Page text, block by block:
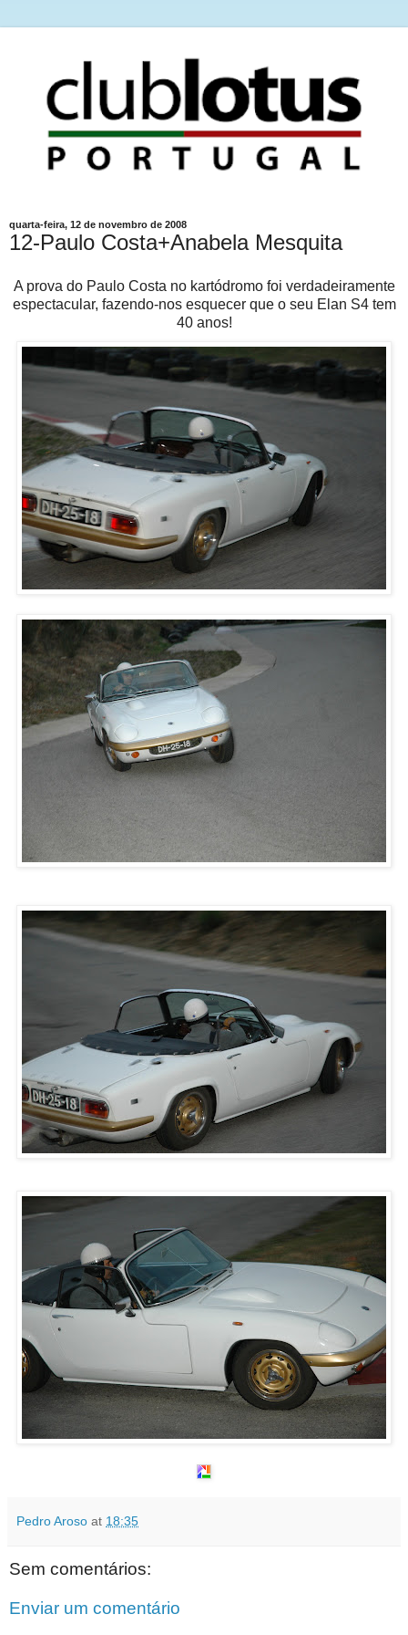
quarta-feira, 12 de novembro de 2008
12-Paulo Costa+Anabela Mesquita
A prova do Paulo Costa no kartódromo foi verdadeiramente
espectacular, fazendo-nos esquecer que o seu Elan S4 tem
40 anos!
Pedro Aroso at 18:35
Sem comentários:
Enviar um comentário